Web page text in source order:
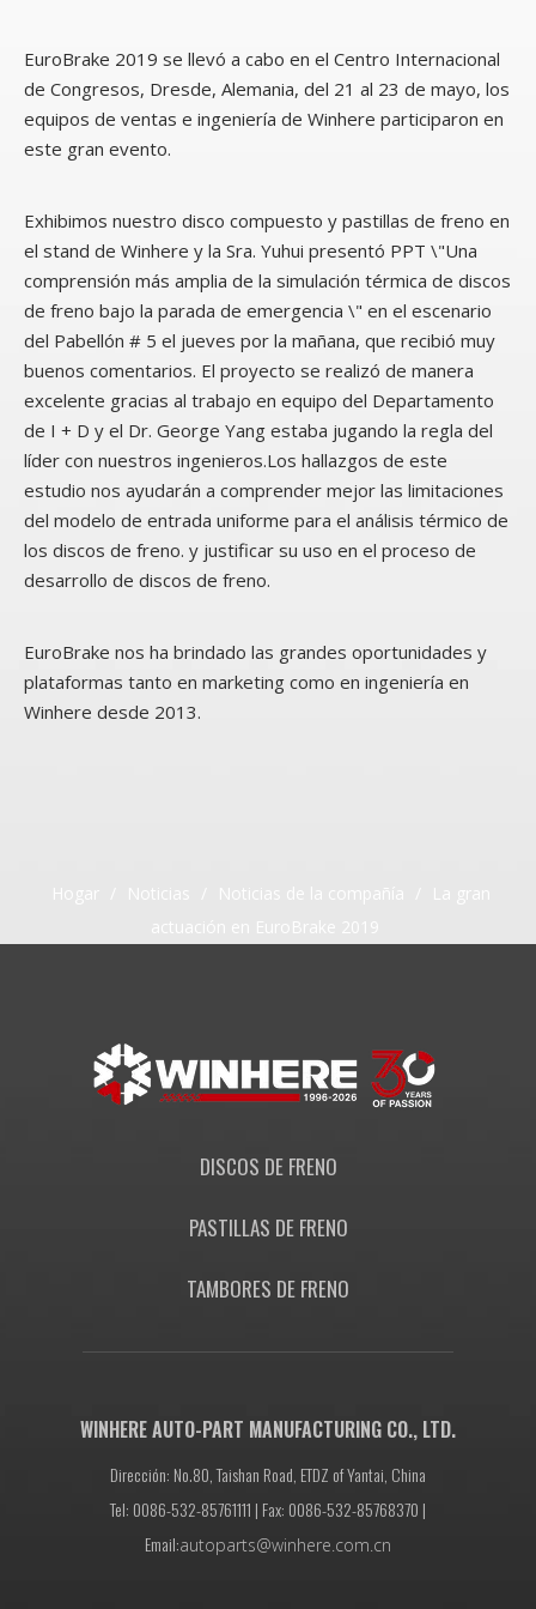
EuroBrake 2019 se llevó a cabo en el Centro Internacional
de Congresos, Dresde, Alemania, del 21 al 23 de mayo, los
equipos de ventas e ingeniería de Winhere participaron en
este gran evento.
Exhibimos nuestro disco compuesto y pastillas de freno en
el stand de Winhere y la Sra. Yuhui presentó PPT \"Una
comprensión más amplia de la simulación térmica de discos
de freno bajo la parada de emergencia \" en el escenario
del Pabellón # 5 el jueves por la mañana, que recibió muy
buenos comentarios. El proyecto se realizó de manera
excelente gracias al trabajo en equipo del Departamento
de I + D y el Dr. George Yang estaba jugando la regla del
líder con nuestros ingenieros.Los hallazgos de este
estudio nos ayudarán a comprender mejor las limitaciones
del modelo de entrada uniforme para el análisis térmico de
los discos de freno. y justificar su uso en el proceso de
desarrollo de discos de freno.
EuroBrake nos ha brindado las grandes oportunidades y
plataformas tanto en marketing como en ingeniería en
Winhere desde 2013.
DISCOS DE FRENO
PASTILLAS DE FRENO
TAMBORES DE FRENO
WINHERE AUTO-PART MANUFACTURING CO., LTD.
Dirección: No.80, Taishan Road, ETDZ of Yantai, China
Tel: 0086-532-85761111 | Fax: 0086-532-85768370 |
Email:autoparts@winhere.com.cn